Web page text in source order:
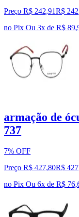
Preço R$ 242,91R$ 242
no Pix Ou 3x de R$
armação de
737
7% OFF
Preço R$ 427,80R$ 427
no Pix Ou 6x de R$